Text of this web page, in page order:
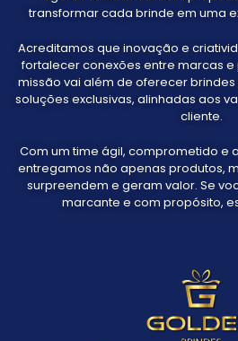
transformar cada brinde em uma
Acreditamos que inovação e
fortalecer conexões entre marcas e
missão vai além de oferecer
soluções exclusivas, alinhadas aos
cliente.
Com um time ágil, comprometido e
entregamos não apenas produtos,
surpreendem e geram valor. Se
marcante e com propósito,